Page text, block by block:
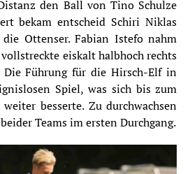
den Ball von Tino Schulze
bekam entscheid Schiri Niklas
Ottenser. Fabian Istefo nahm
eiskalt halbhoch rechts
Die Führung für die Hirsch-Elf in
Spiel, was sich bis zum
besserte. Zu durchwachsen
Teams im ersten Durchgang.